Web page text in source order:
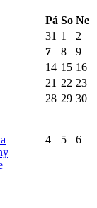
Pá So Ne
31 1
2
7 8
9
14 15 16
21 22 23
28 29 30
4 5 6